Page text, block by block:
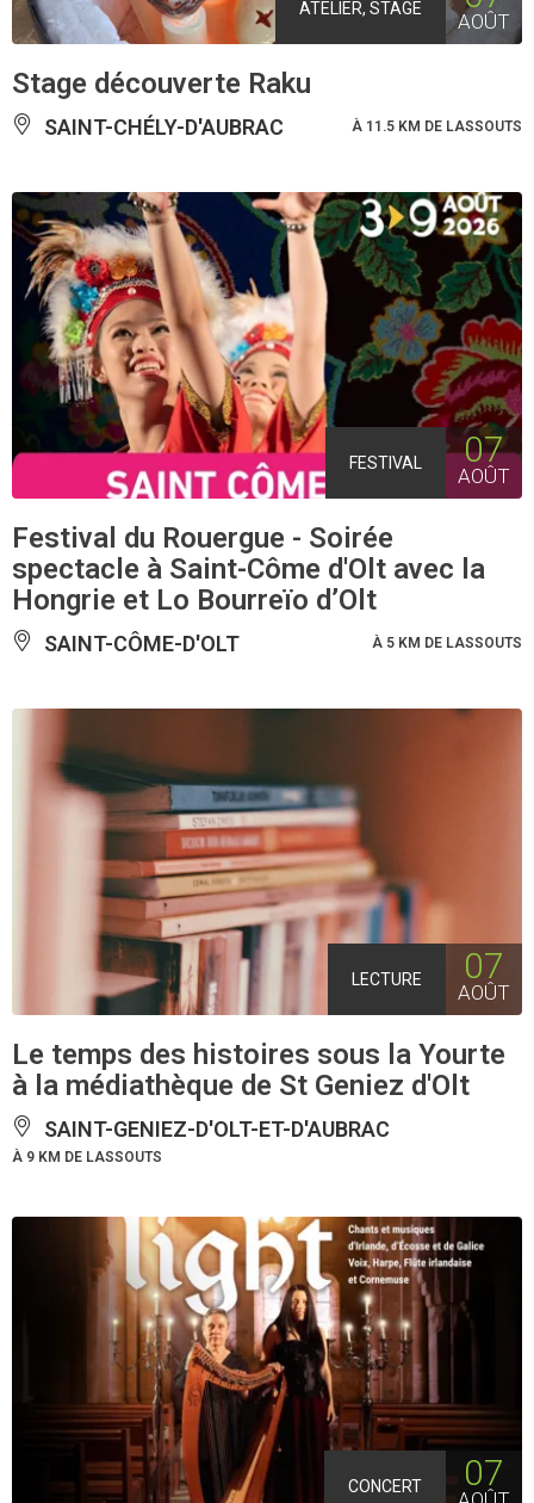
ATELIER, STAGE
AOÛT
Stage découverte Raku
SAINT-CHÉLY-D'AUBRAC À 11.5 KM DE LASSOUTS
FESTIVAL 07
AOÛT
Festival du Rouergue - Soirée
spectacle à Saint-Côme d'Olt avec la
Hongrie et Lo Bourreïo d’Olt
SAINT-CÔME-D'OLT À 5 KM DE LASSOUTS
LECTURE 07
AOÛT
Le temps des histoires sous la Yourte
à la médiathèque de St Geniez d'Olt
SAINT-GENIEZ-D'OLT-ET-D'AUBRAC
À 9 KM DE LASSOUTS
CONCERT 07